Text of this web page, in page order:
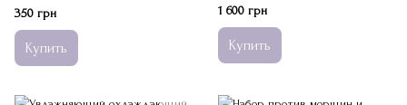
350 грн
Купить
1 600 грн
Купить